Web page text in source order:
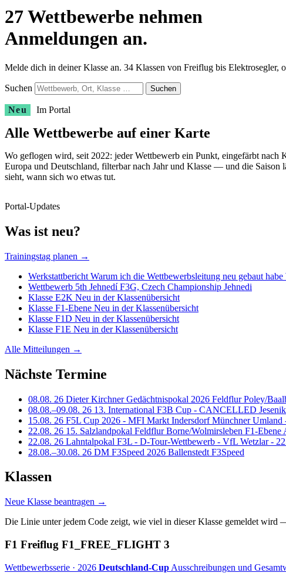
27Wettbewerbe nehmen
Anmeldungen an.
Melde dich in deiner Klasse an. 34 Klassen von Freiflug bis Elektrosegler,
Suchen Suchen
Neu Im Portal
Alle Wettbewerbe auf einer Karte
Wo geflogen wird, seit 2022: jeder Wettbewerb ein Punkt, eingefärbt nach
Europa und Deutschland, filterbar nach Jahr und Klasse — und die Saison
sieht, wann sich wo etwas tut.
Portal-Updates
Was ist neu?
Trainingstag planen →
Werkstattbericht Warum ich die Wettbewerbsleitung neu gebaut habe
Wettbewerb 5th Jehnedí F3G, Czech Championship Jehnedi
Klasse E2K Neu in der Klassenübersicht
Klasse F1-Ebene Neu in der Klassenübersicht
Klasse F1D Neu in der Klassenübersicht
Klasse F1E Neu in der Klassenübersicht
Alle Mitteilungen →
Nächste Termine
08.08. 26 Dieter Kirchner Gedächtnispokal 2026 Feldflur Poley/
08.08.–09.08. 26 13. International F3B Cup - CANCELLED
15.08. 26 F5L Cup 2026 - MFI Markt Indersdorf Münchner Umland
22.08. 26 15. Salzlandpokal Feldflur Borne/Wolmirsleben F1-Ebene
22.08. 26 Lahntalpokal F3L - D-Tour-Wettbewerb - VfL Wetzlar -
28.08.–30.08. 26 DM F3Speed 2026 Ballenstedt F3Speed
Klassen
Neue Klasse beantragen →
Die Linie unter jedem Code zeigt, wie viel in dieser Klasse gemeldet wird
F1 Freiflug F1_FREE_FLIGHT 3
Wettbewerbsserie · 2026 Deutschland-Cup Ausschreibungen und